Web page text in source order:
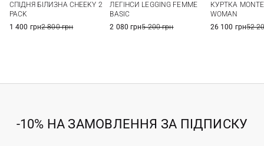
XL
СПІДНЯ БІЛИЗНА CHEEKY 2
PACK
1 400 грн2 800 грн
ЛЕГІНСИ LEGGING FEMME
BASIC
2 080 грн5 200 грн
КУРТКА
WOMAN
26 100 грн52
-10% НА ЗАМОВЛЕННЯ ЗА ПІДПИСКУ